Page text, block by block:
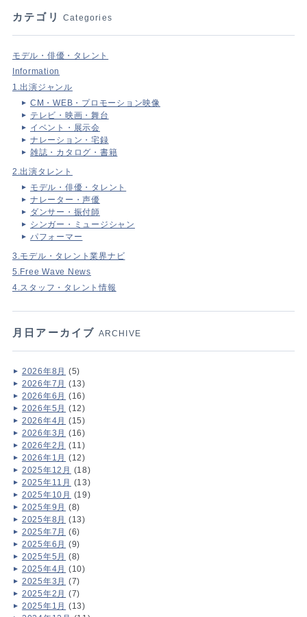
カテゴリ Categories
モデル・俳優・タレント
Information
1.出演ジャンル
CM・WEB・プロモーション映像
テレビ・映画・舞台
イベント・展示会
ナレーション・宅録
雑誌・カタログ・書籍
2.出演タレント
モデル・俳優・タレント
ナレーター・声優
ダンサー・振付師
シンガー・ミュージシャン
パフォーマー
3.モデル・タレント業界ナビ
5.Free Wave News
4.スタッフ・タレント情報
月日アーカイブ ARCHIVE
2026年8月 (5)
2026年7月 (13)
2026年6月 (16)
2026年5月 (12)
2026年4月 (15)
2026年3月 (16)
2026年2月 (11)
2026年1月 (12)
2025年12月 (18)
2025年11月 (13)
2025年10月 (19)
2025年9月 (8)
2025年8月 (13)
2025年7月 (6)
2025年6月 (9)
2025年5月 (8)
2025年4月 (10)
2025年3月 (7)
2025年2月 (7)
2025年1月 (13)